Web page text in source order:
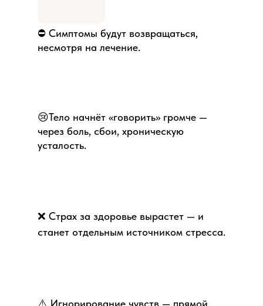
❌ Страх за здоровье вырастет — и
станет отдельным источником стресса.
⚠️ Игнорирование чувств — прямой
😢Тело начнёт «говорить» громче —
через боль, сбои, хроническую
усталость.
⛔️ Симптомы будут возвращаться,
несмотря на лечение.